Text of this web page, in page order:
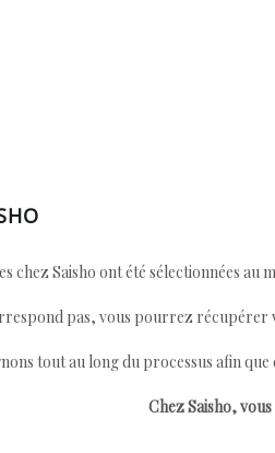
chez Saisho ont été sélectionnées
pas, vous pourrez
tout au long du processus afin
Chez Saisho,